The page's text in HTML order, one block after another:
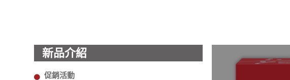
新品介紹
促銷活動